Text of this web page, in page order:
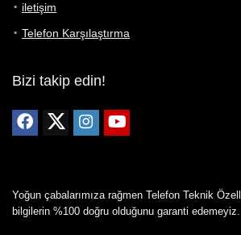
iletişim
Telefon Karşılaştırma
Bizi takip edin!
Yoğun çabalarımıza rağmen Telefon Teknik
bilgilerin %100 doğru olduğunu garanti edemeyiz.